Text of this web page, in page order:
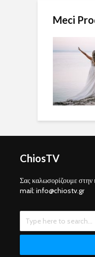
Meci
ChiosTV
Σας καλωσορίζουμε στην
mail: info@chiostv.gr